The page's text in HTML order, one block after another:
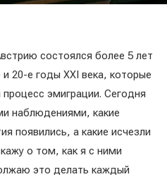
состоялся более 5 лет
20-е годы XXI века, которые
эмиграции. Сегодня
наблюдениями, какие
появились, а какие исчезли
о том, как я с ними
это делать каждый